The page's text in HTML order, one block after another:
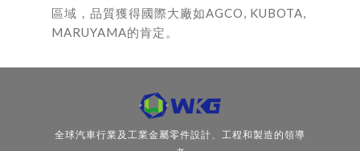
區域，品質獲得國際大廠如AGCO, KUBOTA,
MARUYAMA的肯定。
全球汽車行業及工業金屬零件設計、工程和製造的領導